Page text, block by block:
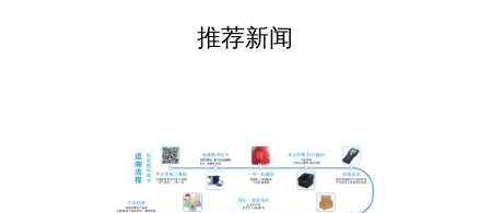
推荐新闻